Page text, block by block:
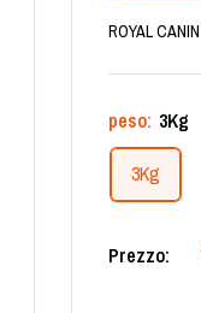
ROYAL CANIN
peso: 3Kg
3Kg
Prezzo: